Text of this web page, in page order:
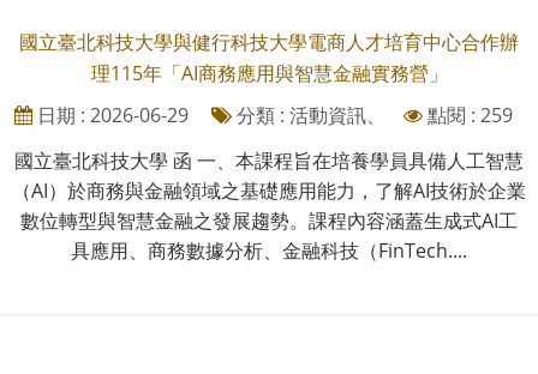
國立臺北科技大學與健行科技大學電商人才培育中心合作辦
理115年「AI商務應用與智慧金融實務營」
日期 : 2026-06-29
分類 : 活動資訊、
點閱 : 259
國立臺北科技大學 函 一、本課程旨在培養學員具備人工智慧
（AI）於商務與金融領域之基礎應用能力，了解AI技術於企業
數位轉型與智慧金融之發展趨勢。課程內容涵蓋生成式AI工
具應用、商務數據分析、金融科技（FinTech....